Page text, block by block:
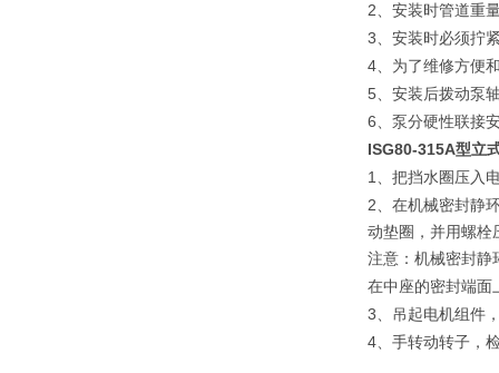
2、安装时管道重
3、安装时必须拧
4、为了维修方便
5、安装后拨动泵
6、泵分硬性联接
ISG80-315A型立
1 、把挡水圈压入
2、在机械密封静
动垫圈，并用螺栓
注意：机械密封静
在中座的密封端面
3、吊起电机组件
4、手转动转子，